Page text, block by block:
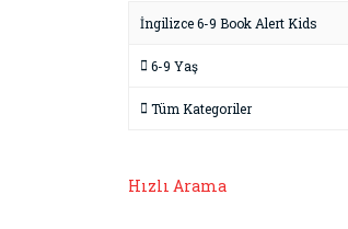
İngilizce 6-9 Book Alert Kids
6-9 Yaş
Tüm Kategoriler
Hızlı Arama